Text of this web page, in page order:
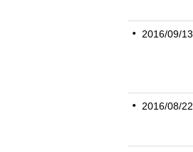
2016/09/13
2016/08/22